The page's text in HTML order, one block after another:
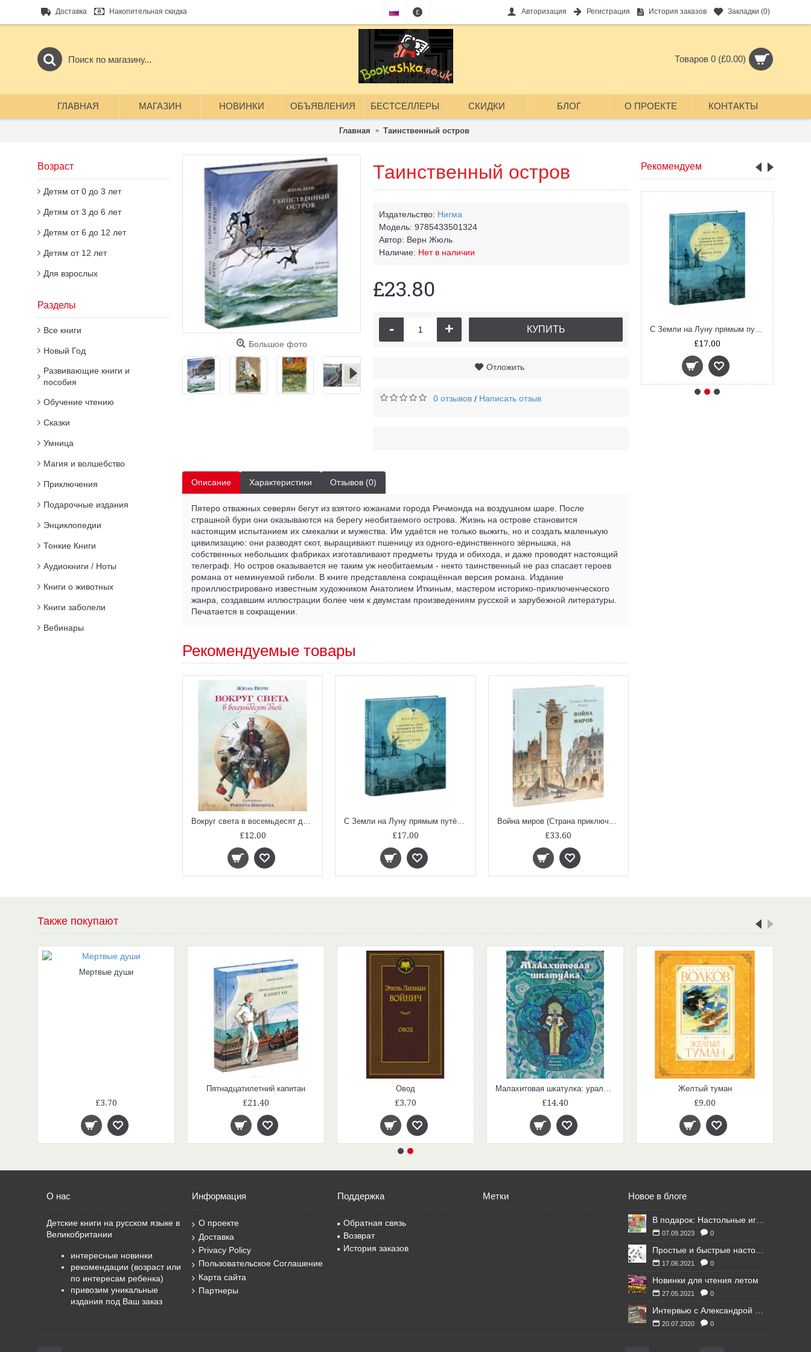
Доставка Накопительная скидка £ Авторизация Регистрация История заказов Закладки (0)
Товаров 0 (£0.00)
ГЛАВНАЯ МАГАЗИН НОВИНКИ ОБЪЯВЛЕНИЯ БЕСТСЕЛЛЕРЫ СКИДКИ БЛОГ О ПРОЕКТЕ КОНТАКТЫ
Главная Таинственный остров
Возраст
Детям от 0 до 3 лет
Детям от 3 до 6 лет
Детям от 6 до 12 лет
Детям от 12 лет
Для взрослых
Разделы
Все книги
Новый Год
Развивающие книги и
пособия
Обучение чтению
Сказки
Умница
Магия и волшебство
Приключения
Подарочные издания
Энциклопедии
Тонкие Книги
Аудиокниги / Ноты
Книги о животных
Книги заболели
Вебинары
Рекомендуем
£12.00
С Земли на Луну прямым путём за 97 часов 20 минут. Вокруг Луны
£17.00
Большое фото
Таинственный остров
Издательство: Нигма
Модель: 9785433501324
Автор: Верн Жюль
Наличие: Нет в наличии
£23.80
- + КУПИТЬ
Отложить
0 отзывов / Написать отзыв
Описание Характеристики Отзывов (0)
Пятеро отважных северян бегут из взятого южанами города Ричмонда на воздушном шаре. После
страшной бури они оказываются на берегу необитаемого острова. Жизнь на острове становится
настоящим испытанием их смекалки и мужества. Им удаётся не только выжить, но и создать маленькую
цивилизацию: они разводят скот, выращивают пшеницу из одного-единственного зёрнышка, на
собственных небольших фабриках изготавливают предметы труда и обихода, и даже проводят настоящий
телеграф. Но остров оказывается не таким уж необитаемым - некто таинственный не раз спасает героев
романа от неминуемой гибели. В книге представлена сокращённая версия романа. Издание
проиллюстрировано известным художником Анатолием Иткиным, мастером историко-приключенческого
жанра, создавшим иллюстрации более чем к двумстам произведениям русской и зарубежной литературы.
Печатается в сокращении.
Рекомендуемые товары
Вокруг света в восемьдесят дней
£12.00
С Земли на Луну прямым путём за 97 часов 20 минут. Вокруг Луны
£17.00
Война миров (Страна приключений)
£33.60
Также покупают
Мертвые души
£3.70
Пятнадцатилетний капитан
£21.40
Овод
£3.70
Малахитовая шкатулка: уральские сказы
£14.40
Желтый туман
£9.00
О нас
Детские книги на русском языке в
Великобритании
интересные новинки
рекомендации (возраст или
по интересам ребенка)
привозим уникальные
издания под Ваш заказ
Информация
О проекте
Доставка
Privacy Policy
Пользовательское Соглашение
Карта сайта
Партнеры
Поддержка
Обратная связь
Возврат
История заказов
Метки Новое в блоге
В подарок: Настольные игры для Ваших британских друзей
07.09.2023 0
Простые и быстрые настольные игры
17.06.2021 0
Новинки для чтения летом
27.05.2021 0
Интервью с Александрой Литвиной
20.07.2020 0